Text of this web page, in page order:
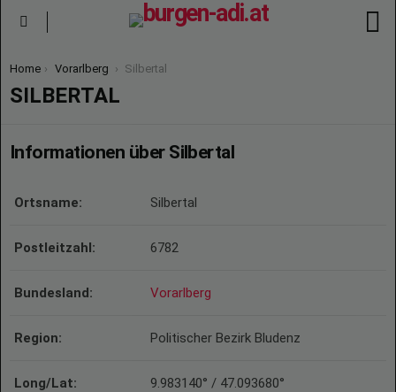
You are here:
Home Vorarlberg Silbertal
SILBERTAL
Informationen über Silbertal
Ortsname: Silbertal
Postleitzahl: 6782
Bundesland: Vorarlberg
Region: Politischer Bezirk Bludenz
Long/Lat: 9.983140° / 47.093680°